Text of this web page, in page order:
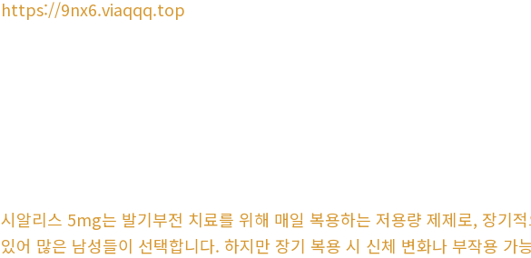
https://9nx6.viaqqq.top
시알리스 5mg는 발기부전 치료를 위해 매일 복용하는 저용량 제제로, 장기
있어 많은 남성들이 선택합니다. 하지만 장기 복용 시 신체 변화나 부작용 가